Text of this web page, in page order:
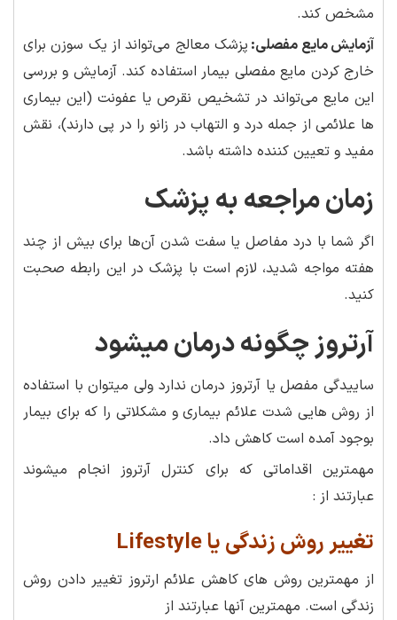
مشخص کند.
آزمایش مایع مفصلی: پزشک معالج می‌تواند از یک سوزن برای
خارج کردن مایع مفصلی بیمار استفاده کند. آزمایش و بررسی
این مایع می‌تواند در تشخیص نقرص یا عفونت (این بیماری
ها علائمی از جمله درد و التهاب در زانو را در پی دارند)، نقش
مفید و تعیین کننده داشته باشد.
زمان مراجعه به پزشک
اگر شما با درد مفاصل یا سفت شدن آن‌ها برای بیش از چند
هفته مواجه شدید، لازم است با پزشک در این رابطه صحبت
کنید.
آرتروز چگونه درمان میشود
ساییدگی مفصل یا آرتروز درمان ندارد ولی میتوان با استفاده
از روش هایی شدت علائم بیماری و مشکلاتی را که برای بیمار
بوجود آمده است کاهش داد.
مهمترین اقداماتی که برای کنترل آرتروز انجام میشوند
عبارتند از :
تغییر روش زندگی یا Lifestyle
از مهمترین روش های کاهش علائم ارتروز تغییر دادن روش
زندگی است. مهمترین آنها عبارتند از